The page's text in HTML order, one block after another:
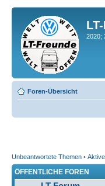
2020;
Foren-Übersicht
Unbeantwortete Themen •
ÖFFENTLICHE FOREN